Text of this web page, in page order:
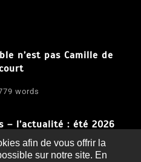
n’est pas Camille de
words
– l’actualité : été 2026
words
afin de vous offrir la
sur notre site. En